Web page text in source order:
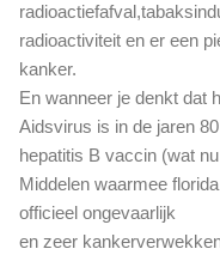
radioactiviteit en er een
kanker.
En wanneer je denkt dat
Aidsvirus is in de jaren
hepatitis B vaccin (wat
Middelen waarmee
officieel ongevaarlijk
en zeer